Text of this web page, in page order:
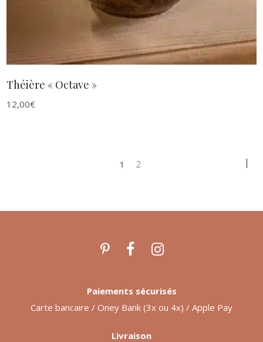
Théière « Octave »
12,00€
1 2
Paiements sécurisés
Carte bancaire / Oney Bank (3x ou 4x) / Apple Pay
Livraison